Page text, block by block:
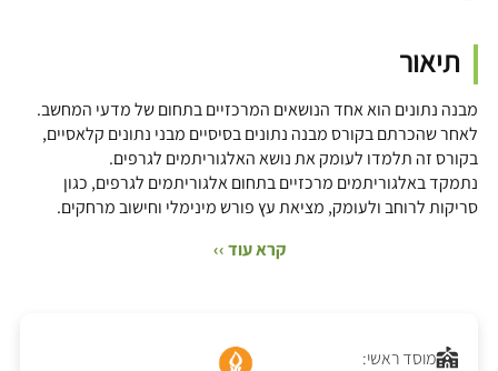
תיאור
מבנה נתונים הוא אחד הנושאים המרכזיים בתחום של מדעי המחשב.
לאחר שהכרתם בקורס מבנה נתונים בסיסיים מבני נתונים קלאסיים,
בקורס זה תלמדו לעומק את נושא האלגוריתמים לגרפים.
נתמקד באלגוריתמים מרכזיים בתחום אלגוריתמים לגרפים, כגון
סריקות לרוחב ולעומק, מציאת עץ פורש מינימלי וחישוב מרחקים.
קרא עוד ››
מוסד ראשי: